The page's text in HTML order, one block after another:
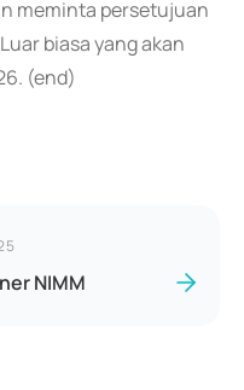
meminta persetujuan
biasa yang akan
(end)
NIMM